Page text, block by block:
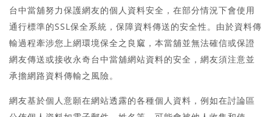
台中當舖努力保護網友的個人資料安全，在部分情況下會使用
通行標準的SSL保全系統，保障資料傳送的安全性。由於資料傳
輸過程牽涉您上網環境保全之良窳，本當舖並無法確信或保證
網友傳送或接收永奇台中當舖網站資料的安全，網友須注意並
承擔網路資料傳輸之風險。
網友基於個人意願在網站透露的各種個人資料，例如在討論區